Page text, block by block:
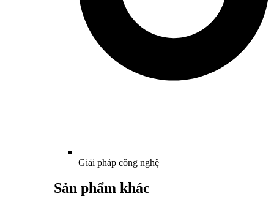
Giải pháp công nghệ
Sản phẩm khác